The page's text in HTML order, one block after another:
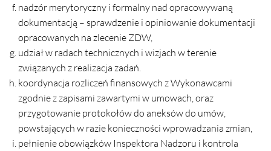
nadzór merytoryczny i formalny nad opracowywaną
dokumentacją – sprawdzenie i opiniowanie dokumentacji
opracowanych na zlecenie ZDW,
udział w radach technicznych i wizjach w terenie
związanych z realizacja zadań.
koordynacja rozliczeń finansowych z Wykonawcami
zgodnie z zapisami zawartymi w umowach, oraz
przygotowanie protokołów do aneksów do umów,
powstających w razie konieczności wprowadzania zmian,
pełnienie obowiązków Inspektora Nadzoru i kontrola